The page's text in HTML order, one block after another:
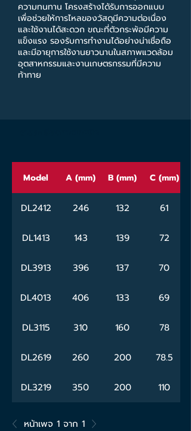
ความทนทาน โครงสร้างได้รับการออกแบบ
เพื่อช่วยให้การไหลของวัสดุมีความต่อเนื่อง
และใช้งานได้สะดวก ขณะที่ตัวกระพ้อมีความ
แข็งแรง รองรับการทำงานได้อย่างน่าเชื่อถือ
และมีอายุการใช้งานยาวนานในสภาพแวดล้อม
อุตสาหกรรมและงานเกษตรกรรมที่มีความ
ท้าทาย
Model A (mm) B (mm) C (mm)
DL2412 246 132 61
DL1413 143 139 72
DL3913 396 137 70
DL4013 406 133 69
DL3115 310 160 78
DL2619 260 200 78.5
DL3219 350 200 110
หน้าเพจ 1 จาก 1